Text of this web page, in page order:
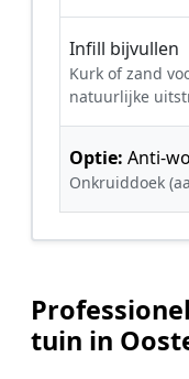
Infill bijvullen
Kurk of zand
natuurlijke
Optie: Anti-
Onkruiddoek
tuin in